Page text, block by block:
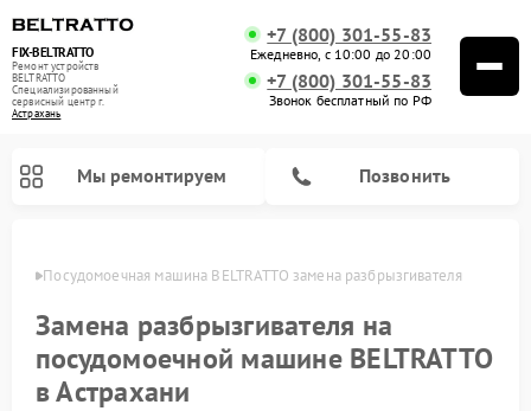
FIX-BELTRATTO
Ремонт устройств
BELTRATTO
Специализированный
cервисный центр г.
Астрахань
+7 (800) 301-55-83
Ежедневно, с 10:00 до 20:00
+7 (800) 301-55-83
Звонок бесплатный по РФ
Мы ремонтируем Позвонить
Посудомоечная машина BELTRATTO замена разбрызгивателя
Замена разбрызгивателя на
посудомоечной машине BELTRATTO
в Астрахани